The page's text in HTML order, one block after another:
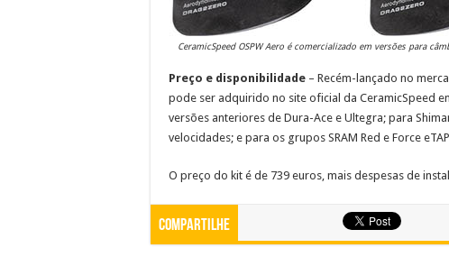
CeramicSpeed OSPW Aero é comercializado em versões para
Preço e disponibilidade – Recém-lançado no
pode ser adquirido no site oficial da CeramicSpeed
versões anteriores de Dura-Ace e Ultegra; para
velocidades; e para os grupos SRAM Red e Force
O preço do kit é de 739 euros, mais despesas de
Compartilhe